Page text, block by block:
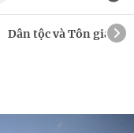
Dân tộc và Tôn giáo